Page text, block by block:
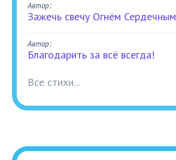
Автор:
Зажечь свечу Огнём Сердечным
Автор:
Благодарить за всё всегда!
Все стихи...